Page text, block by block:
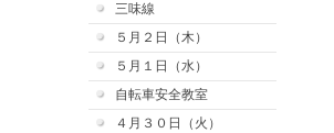
三味線
５月２日（木）
５月１日（水）
自転車安全教室
４月３０日（火）